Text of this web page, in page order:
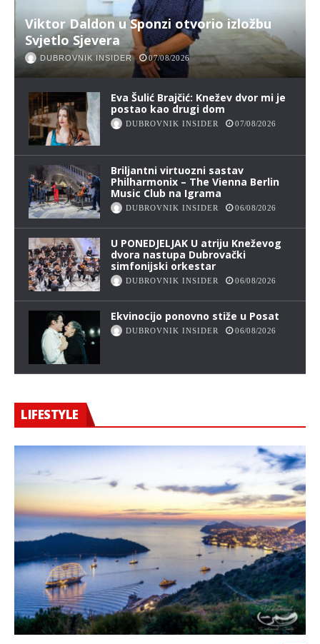
Viktor Daldon u Sponzi otvorio izložbu
Svjetlo Sjevera
DUBROVNIK INSIDER 07/08/2026
Eva Šulić Brajčić: Knežev dvor mi je
postao kao drugi dom
DUBROVNIK INSIDER 07/08/2026
Briljantni virtuozni sastav
Philharmonix – The Vienna Berlin
Music Club na Igrama
DUBROVNIK INSIDER 06/08/2026
U PONEDJELJAK U atriju Kneževog
dvora nastupa Dubrovački
simfonijski orkestar
DUBROVNIK INSIDER 06/08/2026
Ekvinocijo ponovno stiže u Posat
DUBROVNIK INSIDER 06/08/2026
LIFESTYLE